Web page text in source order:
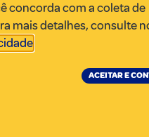
concorda com a coleta de
mais detalhes, consulte
.
ACEITAR E